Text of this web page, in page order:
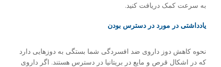
به سرعت کمک دریافت کنید.
یادداشتی در مورد در دسترس بودن
نحوه کاهش دوز داروی ضد افسردگی شما بستگی به دوزهایی دارد
که در اشکال قرص و مایع در بریتانیا در دسترس هستند. اگر داروی